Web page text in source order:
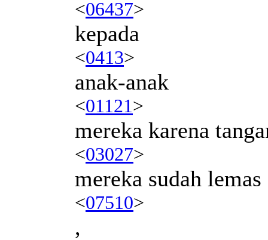
<06437>
kepada
<0413>
anak-anak
<01121>
mereka karena
<03027>
mereka sudah lemas
<07510>
,